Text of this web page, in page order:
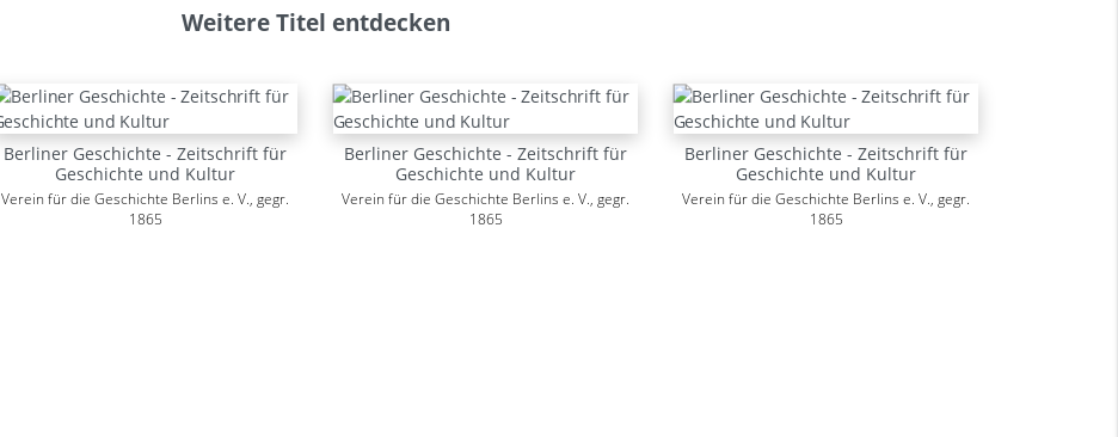
Weitere Titel entdecken
Berliner Geschichte - Zeitschrift für
Geschichte und Kultur
Verein für die Geschichte Berlins e. V., gegr.
1865
Berliner Geschichte - Zeitschrift für
Geschichte und Kultur
Verein für die Geschichte Berlins e. V., gegr.
1865
Berliner Geschichte - Zeitschrift für
Geschichte und Kultur
Verein für die Geschichte Berlins e. V., gegr.
1865